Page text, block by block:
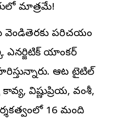
మాత్రమే!
వెండితెరకు పరిచయం
ఎనర్జిటిక్ యాంకర్
ఆట టైటిల్
విష్ణుప్రియ, వంశీ,
16 మంది